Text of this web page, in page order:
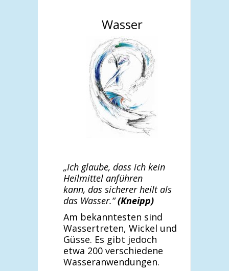
Wasser
„Ich glaube, dass ich kein
Heilmittel anführen
kann, das sicherer heilt als
das Wasser.“(Kneipp)
Am bekanntesten sind
Wassertreten, Wickel und
Güsse. Es gibt jedoch
etwa 200 verschiedene
Wasseranwendungen.